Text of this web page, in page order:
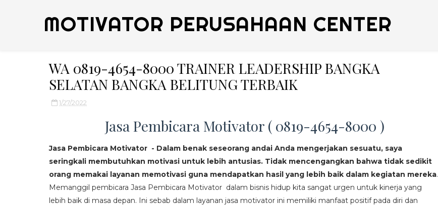
MOTIVATOR PERUSAHAAN CENTER
WA 0819-4654-8000 TRAINER LEADERSHIP BANGKA
SELATAN BANGKA BELITUNG TERBAIK
1/27/2022
Jasa Pembicara Motivator ( 0819-4654-8000 )
Jasa Pembicara Motivator - Dalam benak seseorang andai Anda mengerjakan sesuatu, saya
seringkali membutuhkan motivasi untuk lebih antusias. Tidak mencengangkan bahwa tidak sedikit
orang memakai layanan memotivasi guna mendapatkan hasil yang lebih baik dalam kegiatan mereka.
Memanggil pembicara Jasa Pembicara Motivator dalam bisnis hidup kita sangat urgen untuk kinerja yang
lebih baik di masa depan. Ini sebab dalam layanan jasa motivator ini memiliki manfaat positif pada diri dan